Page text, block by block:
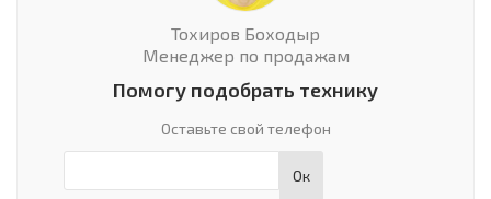
Тохиров Боходыр
Менеджер по продажам
Помогу подобрать технику
Оставьте свой телефон
Ок